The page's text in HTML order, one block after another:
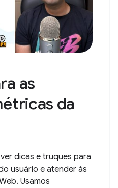
as
da
dicas e truques para
usuário e atender às
Usamos